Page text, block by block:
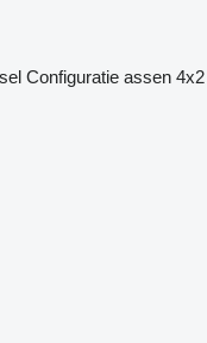
Configuratie assen 4x2